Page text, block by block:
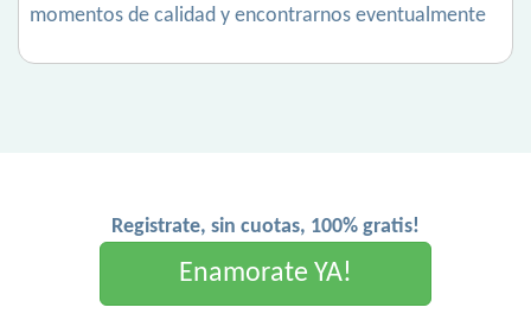
momentos de calidad y encontrarnos eventualmente
Registrate, sin cuotas, 100% gratis!
Enamorate YA!